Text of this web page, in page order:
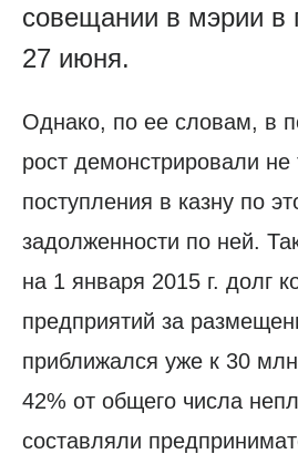
совещании в мэрии в
27 июня.
Однако, по ее словам, в
рост демонстрировали не
поступления в казну по
задолженности по ней.
на 1 января 2015 г. долг
предприятий за
приближался уже к 30
42% от общего числа
составляли